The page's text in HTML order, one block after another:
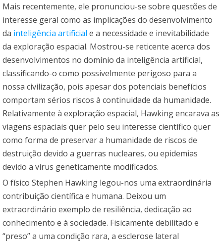
Mais recentemente, ele pronunciou-se sobre questões de
interesse geral como as implicações do desenvolvimento
da inteligência artificial e a necessidade e inevitabilidade
da exploração espacial. Mostrou-se reticente acerca dos
desenvolvimentos no domínio da inteligência artificial,
classificando-o como possivelmente perigoso para a
nossa civilização, pois apesar dos potenciais benefícios
comportam sérios riscos à continuidade da humanidade.
Relativamente à exploração espacial, Hawking encarava as
viagens espaciais quer pelo seu interesse científico quer
como forma de preservar a humanidade de riscos de
destruição devido a guerras nucleares, ou epidemias
devido a vírus geneticamente modificados.
O físico Stephen Hawking legou-nos uma extraordinária
contribuição científica e humana. Deixou um
extraordinário exemplo de resiliência, dedicação ao
conhecimento e à sociedade. Fisicamente debilitado e
“preso” a uma condição rara, a esclerose lateral